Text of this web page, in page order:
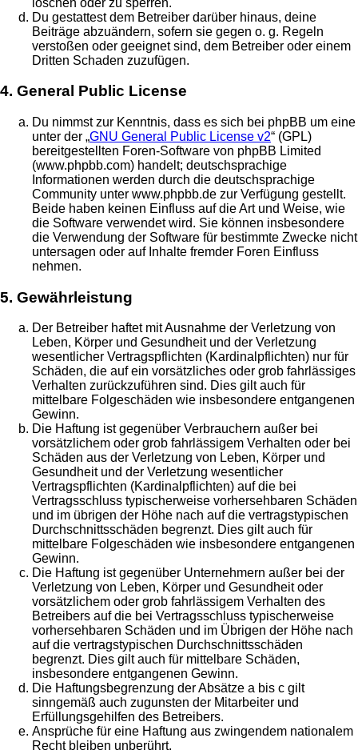
Du gestattest dem Betreiber darüber hinaus, deine
Beiträge abzuändern, sofern sie gegen o. g. Regeln
verstoßen oder geeignet sind, dem Betreiber oder einem
Dritten Schaden zuzufügen.
4. General Public License
Du nimmst zur Kenntnis, dass es sich bei phpBB um eine
unter der „GNU General Public License v2“ (GPL)
bereitgestellten Foren-Software von phpBB Limited
(www.phpbb.com) handelt; deutschsprachige
Informationen werden durch die deutschsprachige
Community unter www.phpbb.de zur Verfügung gestellt.
Beide haben keinen Einfluss auf die Art und Weise, wie
die Software verwendet wird. Sie können insbesondere
die Verwendung der Software für bestimmte Zwecke nicht
untersagen oder auf Inhalte fremder Foren Einfluss
nehmen.
5. Gewährleistung
Der Betreiber haftet mit Ausnahme der Verletzung von
Leben, Körper und Gesundheit und der Verletzung
wesentlicher Vertragspflichten (Kardinalpflichten) nur für
Schäden, die auf ein vorsätzliches oder grob fahrlässiges
Verhalten zurückzuführen sind. Dies gilt auch für
mittelbare Folgeschäden wie insbesondere entgangenen
Gewinn.
Die Haftung ist gegenüber Verbrauchern außer bei
vorsätzlichem oder grob fahrlässigem Verhalten oder bei
Schäden aus der Verletzung von Leben, Körper und
Gesundheit und der Verletzung wesentlicher
Vertragspflichten (Kardinalpflichten) auf die bei
Vertragsschluss typischerweise vorhersehbaren Schäden
und im übrigen der Höhe nach auf die vertragstypischen
Durchschnittsschäden begrenzt. Dies gilt auch für
mittelbare Folgeschäden wie insbesondere entgangenen
Gewinn.
Die Haftung ist gegenüber Unternehmern außer bei der
Verletzung von Leben, Körper und Gesundheit oder
vorsätzlichem oder grob fahrlässigem Verhalten des
Betreibers auf die bei Vertragsschluss typischerweise
vorhersehbaren Schäden und im Übrigen der Höhe nach
auf die vertragstypischen Durchschnittsschäden
begrenzt. Dies gilt auch für mittelbare Schäden,
insbesondere entgangenen Gewinn.
Die Haftungsbegrenzung der Absätze a bis c gilt
sinngemäß auch zugunsten der Mitarbeiter und
Erfüllungsgehilfen des Betreibers.
Ansprüche für eine Haftung aus zwingendem nationalem
Recht bleiben unberührt.